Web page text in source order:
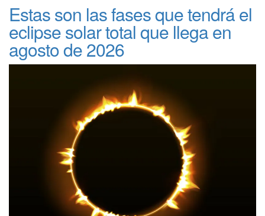
Estas son las fases que tendrá el
eclipse solar total que llega en
agosto de 2026